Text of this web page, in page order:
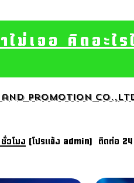
ไม่เจอ คิดอะ
promotion
วโมง (โปรแจ้ง admin) ติดต่อ